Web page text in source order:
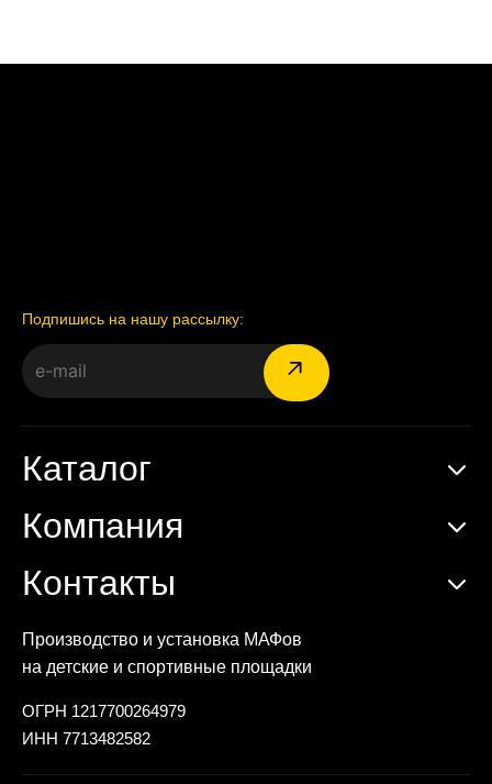
Подпишись на нашу рассылку:
Производство и установка МАФов
на детские и спортивные площадки
ОГРН 1217700264979
ИНН 7713482582
Каталог
Компания
Контакты